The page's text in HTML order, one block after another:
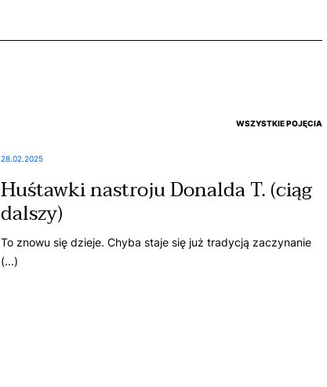
WSZYSTKIE POJĘCIA
28.02.2025
Huśtawki nastroju Donalda T. (ciąg
dalszy)
To znowu się dzieje. Chyba staje się już tradycją zaczynanie
(...)